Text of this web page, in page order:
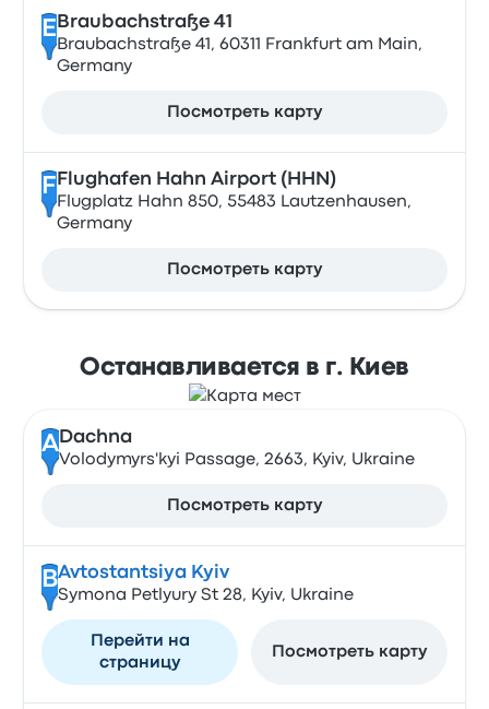
E Braubachstraße 41
Braubachstraße 41, 60311 Frankfurt am Main,
Germany
Посмотреть карту
F Flughafen Hahn Airport (HHN)
Flugplatz Hahn 850, 55483 Lautzenhausen,
Germany
Посмотреть карту
Останавливается в г. Киев
A Dachna
Volodymyrs'kyi Passage, 2663, Kyiv, Ukraine
Посмотреть карту
BAvtostantsiya Kyiv
Symona Petlyury St 28, Kyiv, Ukraine
Перейти на
страницу
Посмотреть карту